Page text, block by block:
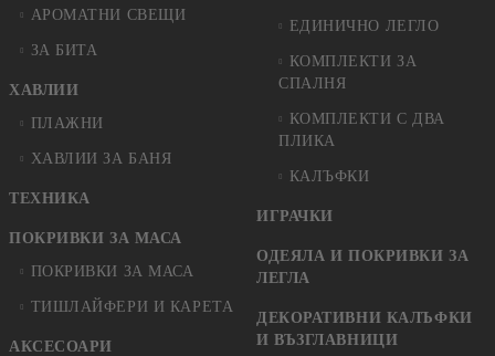
АРОМАТНИ СВЕЩИ
ЗА БИТА
ХАВЛИИ
ПЛАЖНИ
ХАВЛИИ ЗА БАНЯ
ТЕХНИКА
ПОКРИВКИ ЗА МАСА
ПОКРИВКИ ЗА МАСА
ТИШЛАЙФЕРИ И КАРЕТА
АКСЕСОАРИ
ЕДИНИЧНО ЛЕГЛО
КОМПЛЕКТИ ЗА
СПАЛНЯ
КОМПЛЕКТИ С ДВА
ПЛИКА
КАЛЪФКИ
ИГРАЧКИ
ОДЕЯЛА И ПОКРИВКИ ЗА
ЛЕГЛА
ДЕКОРАТИВНИ КАЛЪФКИ
И ВЪЗГЛАВНИЦИ